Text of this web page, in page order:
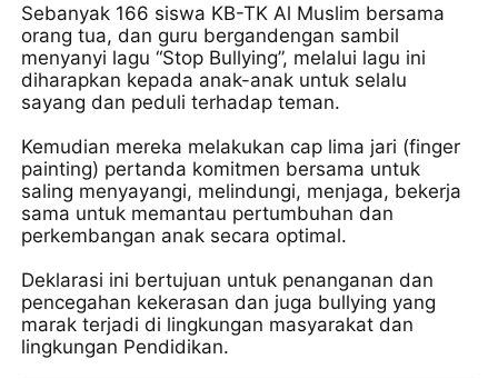
Sebanyak 166 siswa KB-TK Al Muslim bersama
orang tua, dan guru bergandengan sambil
menyanyi lagu “Stop Bullying”, melalui lagu ini
diharapkan kepada anak-anak untuk selalu
sayang dan peduli terhadap teman.
Kemudian mereka melakukan cap lima jari (finger
painting) pertanda komitmen bersama untuk
saling menyayangi, melindungi, menjaga, bekerja
sama untuk memantau pertumbuhan dan
perkembangan anak secara optimal.
Deklarasi ini bertujuan untuk penanganan dan
pencegahan kekerasan dan juga bullying yang
marak terjadi di lingkungan masyarakat dan
lingkungan Pendidikan.